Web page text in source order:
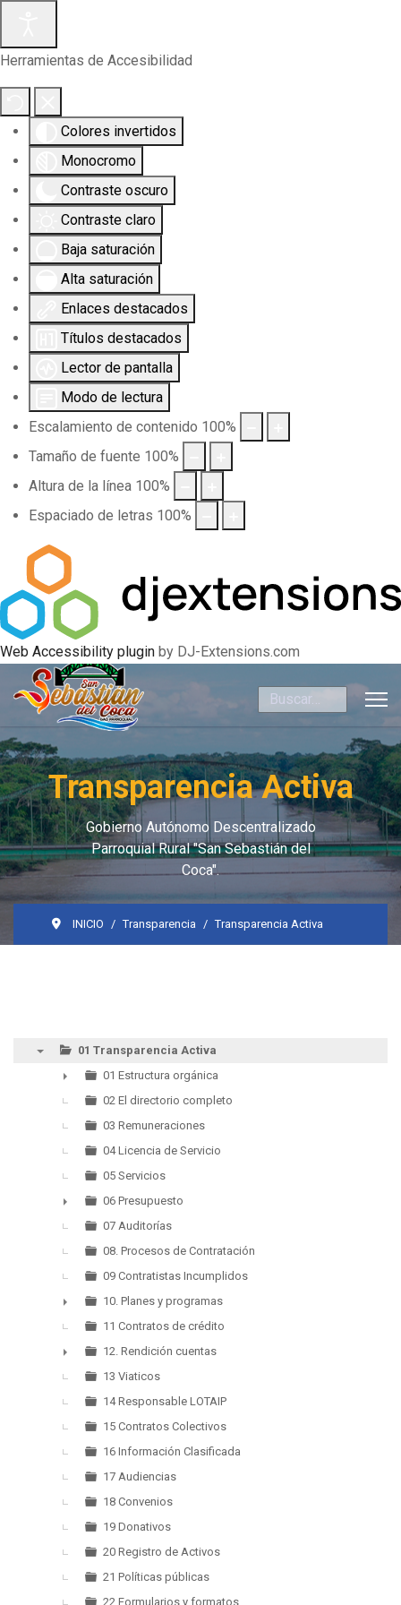
Herramientas de Accesibilidad
Colores invertidos
Monocromo
Contraste oscuro
Contraste claro
Baja saturación
Alta saturación
Enlaces destacados
Títulos destacados
Lector de pantalla
Modo de lectura
Escalamiento de contenido 100%
Tamaño de fuente 100%
Altura de la línea 100%
Espaciado de letras 100%
Web Accessibility plugin by DJ-Extensions.com
Buscar
Transparencia Activa
Gobierno Autónomo Descentralizado
Parroquial Rural "San Sebastián del
Coca".
INICIO Transparencia Transparencia Activa
01 Transparencia Activa
►
01 Estructura orgánica
02 El directorio completo
03 Remuneraciones
04 Licencia de Servicio
05 Servicios
►
06 Presupuesto
07 Auditorías
08. Procesos de Contratación
09 Contratistas Incumplidos
►
10. Planes y programas
11 Contratos de crédito
►
12. Rendición cuentas
13 Viaticos
14 Responsable LOTAIP
15 Contratos Colectivos
16 Información Clasificada
17 Audiencias
18 Convenios
19 Donativos
20 Registro de Activos
21 Políticas públicas
22 Formularios y formatos